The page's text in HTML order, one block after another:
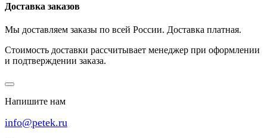
Доставка заказов
Мы доставляем заказы по всей России. Доставка платная.
Стоимость доставки рассчитывает менеджер при оформлении
и подтверждении заказа.
Напишите нам
info@petek.ru